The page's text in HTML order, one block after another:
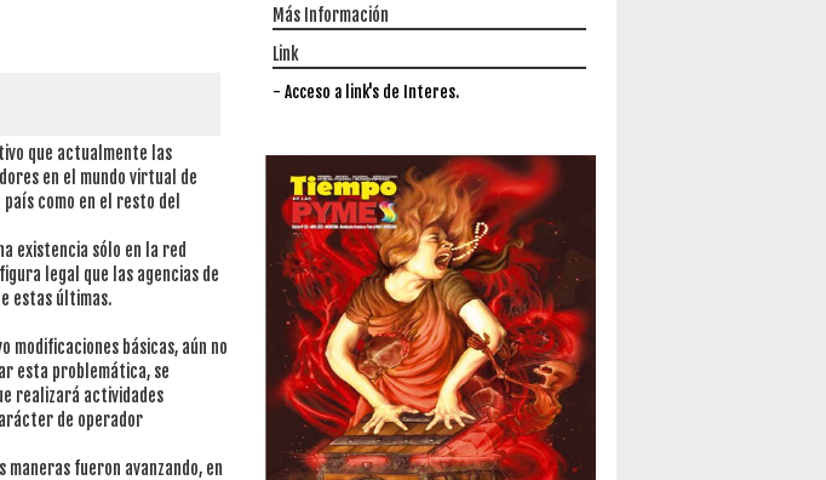
que actualmente las
en el mundo virtual de
como en el resto del
existencia sólo en la red
legal que las agencias de
estas últimas.
modificaciones básicas, aún no
esta problemática, se
realizará actividades
de operador
fueron avanzando, en
Más Información
Link
- Acceso a link's de Interes.